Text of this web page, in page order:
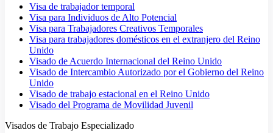
Visa de trabajador temporal
Visa para Individuos de Alto Potencial
Visa para Trabajadores Creativos Temporales
Visa para trabajadores domésticos en el extranjero del Reino
Unido
Visado de Acuerdo Internacional del Reino Unido
Visado de Intercambio Autorizado por el Gobierno del Reino
Unido
Visado de trabajo estacional en el Reino Unido
Visado del Programa de Movilidad Juvenil
Visados de Trabajo Especializado